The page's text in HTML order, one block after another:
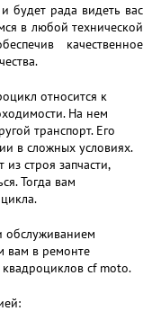
будет рада видеть вас
в любой технической
качественное
относится к
На нем
транспорт. Его
в сложных условиях.
строя запчасти,
Тогда вам
обслуживанием
вам в ремонте
квадроциклов cf moto.